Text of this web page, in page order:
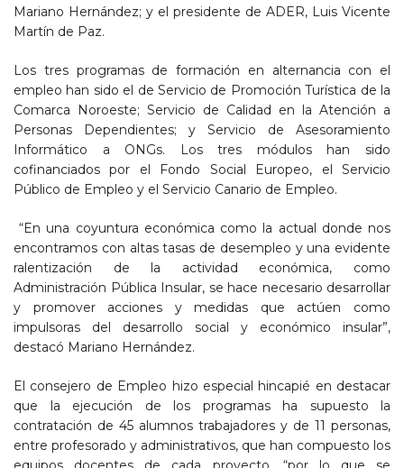
Mariano Hernández; y el presidente de ADER, Luis Vicente
Martín de Paz.
Los tres programas de formación en alternancia con el
empleo han sido el de Servicio de Promoción Turística de la
Comarca Noroeste; Servicio de Calidad en la Atención a
Personas Dependientes; y Servicio de Asesoramiento
Informático a ONGs. Los tres módulos han sido
cofinanciados por el Fondo Social Europeo, el Servicio
Público de Empleo y el Servicio Canario de Empleo.
“En una coyuntura económica como la actual donde nos
encontramos con altas tasas de desempleo y una evidente
ralentización de la actividad económica, como
Administración Pública Insular, se hace necesario desarrollar
y promover acciones y medidas que actúen como
impulsoras del desarrollo social y económico insular”,
destacó Mariano Hernández.
El consejero de Empleo hizo especial hincapié en destacar
que la ejecución de los programas ha supuesto la
contratación de 45 alumnos trabajadores y de 11 personas,
entre profesorado y administrativos, que han compuesto los